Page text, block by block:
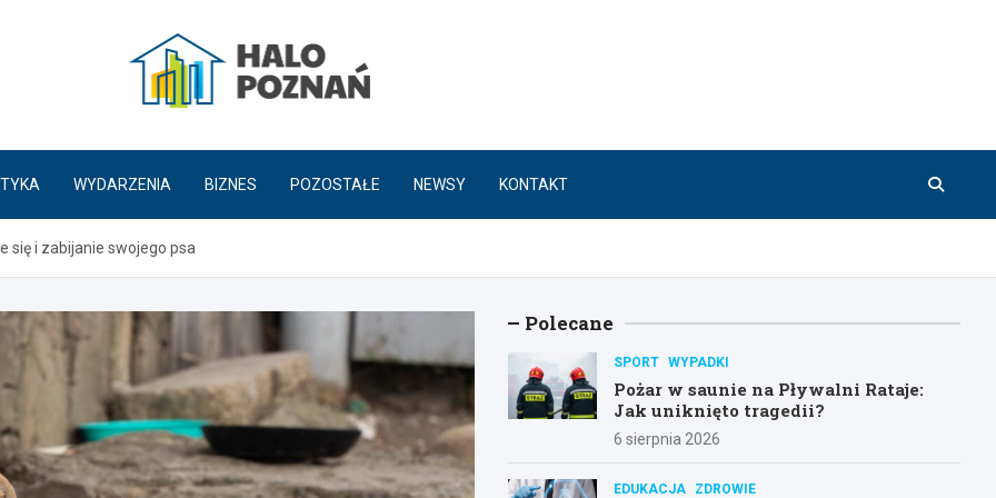
HaloPoznań.pl
WYDARZENIA BIZNES POZOSTAŁE NEWSY KONTAKT
się i zabijanie swojego psa
Polecane
SPORT WYPADKI
Pożar w saunie na Pływalni Rataje:
Jak uniknięto tragedii?
6 sierpnia 2026
EDUKACJA ZDROWIE